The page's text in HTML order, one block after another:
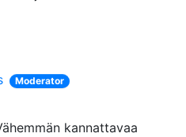
Moderator
kannattavaa